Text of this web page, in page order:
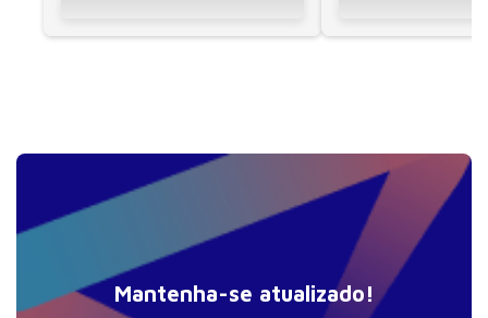
Mantenha-se atualizado!